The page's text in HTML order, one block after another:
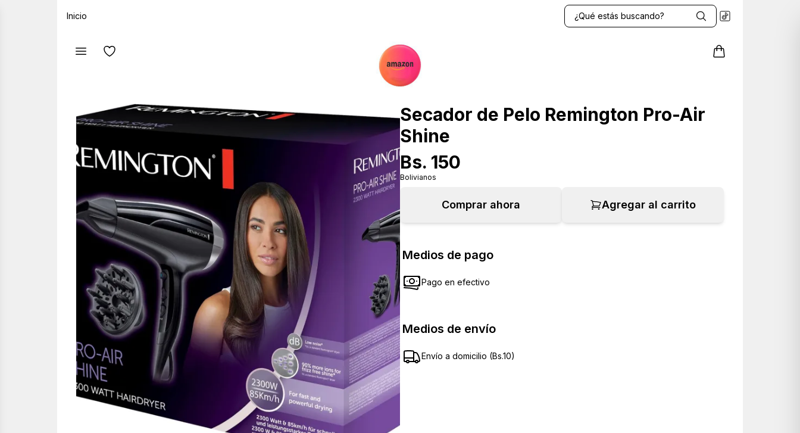
Inicio
Secador de Pelo Remington Pro-Air
Shine
Bs. 150
Bolivianos
Comprar ahora Agregar al carrito
Medios de pago
Pago en efectivo
Medios de envío
Envío a domicilio (Bs.10)